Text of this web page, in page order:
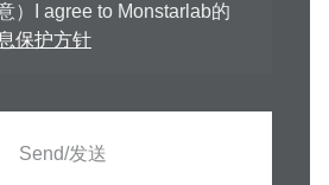
）I agree to Monstarlab的
保护方针
Send/发送